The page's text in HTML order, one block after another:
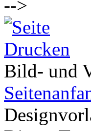
-->
Bild- und